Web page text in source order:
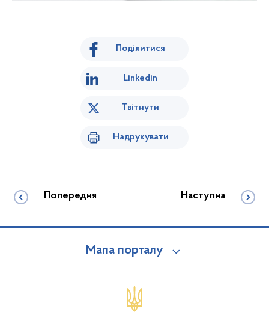
Поділитися
Linkedin
Твітнути
Надрукувати
Попередня Наступна
Мапа порталу